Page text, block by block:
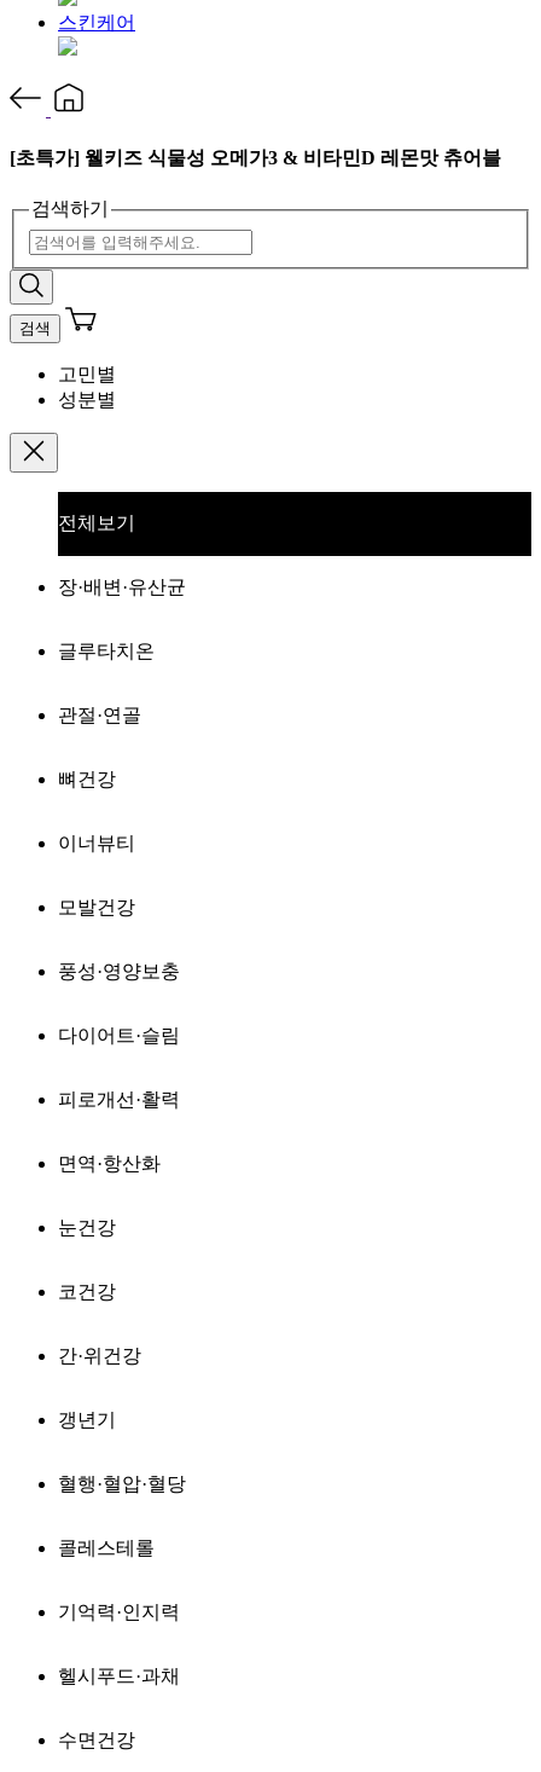
스킨케어
[초특가] 웰키즈 식물성 오메가3 & 비타민D 레몬맛 츄어블
검색하기
검색
고민별
성분별
전체보기
장·배변·유산균
글루타치온
관절·연골
뼈건강
이너뷰티
모발건강
풍성·영양보충
다이어트·슬림
피로개선·활력
면역·항산화
눈건강
코건강
간·위건강
갱년기
혈행·혈압·혈당
콜레스테롤
기억력·인지력
헬시푸드·과채
수면건강